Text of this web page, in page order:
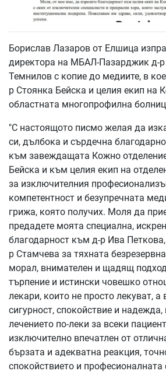
Борислав Лазаров от Елшица
директора на МБАЛ-Пазарджик д-
Темнилов с копие до медиите, в
р Стоянка Бейска и целия екип на
областната многопрофилна
"С настоящото писмо желая да
си, дълбока и сърдечна
към завеждащата Кожно
Бейска и към целия екип на
за изключителния
компетентност и безупречната
грижа, която получих. Моля да
предадете моята специална,
благодарност към д-р Ива
р Стамчева за тяхната
морал, внимателен и щадящ
търпение и истински човешко
лекари, които не просто лекуват, а
сигурност, спокойствие и надежда,
лечението по-леки за всеки
изключително впечатлен от
бързата и адекватна реакция,
спокойствието и професионалната